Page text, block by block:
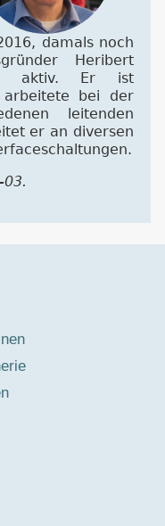
damals noch
Heribert
aktiv. Er ist
arbeitete bei der
leitenden
er an diversen